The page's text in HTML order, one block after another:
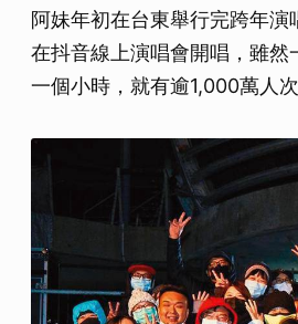
阿妹年初在台東舉行完跨年
在抖音線上演唱會開唱，雖
一個小時，就有逾1,000萬人